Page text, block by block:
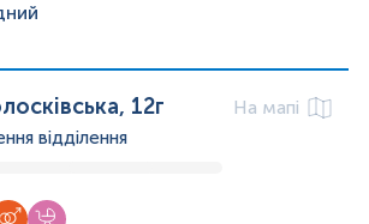
12г
На мапі
відділення